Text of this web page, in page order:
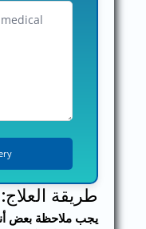
طريقة العلاج:
يجب ملاحظة بعض